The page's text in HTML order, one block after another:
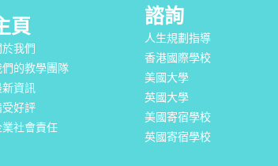
頁
於我們
的教學團隊
資訊
好評
社會責任
諮詢
人生規劃指導
香港國際學校
美國大學
英國大學
美國寄宿學校
英國寄宿學校